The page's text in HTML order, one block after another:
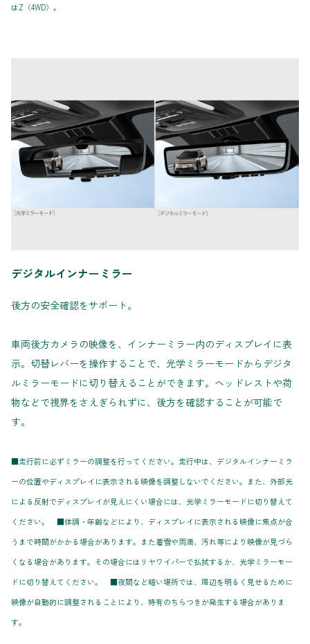
はZ（4WD）。
デジタルインナーミラー
後方の安全確認をサポート。
車両後方カメラの映像を、インナーミラー内のディスプレイに表
示。切替レバーを操作することで、光学ミラーモードからデジタ
ルミラーモードに切り替えることができます。ヘッドレストや荷
物などで視界をさえぎられずに、後方を確認することが可能で
す。
■走行前に必ずミラーの調整を行ってください。走行中は、デジタルインナーミラ
ーの位置やディスプレイに表示される映像を調整しないでください。また、外部光
による反射でディスプレイが見えにくい場合には、光学ミラーモードに切り替えて
ください。 ■体調・年齢などにより、ディスプレイに表示される映像に焦点が合
うまで時間がかかる場合があります。また着雪や雨滴、汚れ等により映像が見づら
くなる場合があります。その場合にはリヤワイパーで払拭するか、光学ミラーモー
ドに切り替えてください。 ■夜間など暗い場所では、周辺を明るく見せるために
映像が自動的に調整されることにより、特有のちらつきが発生する場合がありま
す。